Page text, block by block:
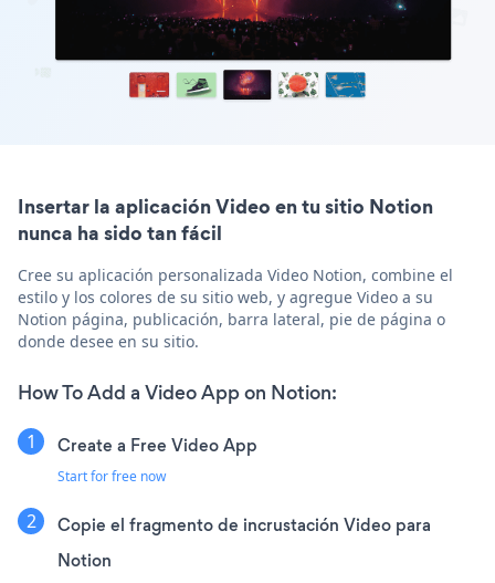
Insertar la aplicación Video en tu sitio Notion
nunca ha sido tan fácil
Cree su aplicación personalizada Video Notion, combine el
estilo y los colores de su sitio web, y agregue Video a su
Notion página, publicación, barra lateral, pie de página o
donde desee en su sitio.
How To Add a Video App on Notion:
Create a Free Video App
Start for free now
Copie el fragmento de incrustación Video para
Notion